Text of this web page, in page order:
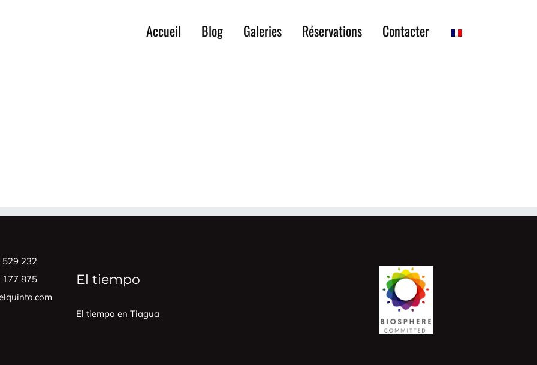
Accueil Blog Galeries Réservations Contacter
529 232
177 875
El tiempo
El tiempo en Tiagua